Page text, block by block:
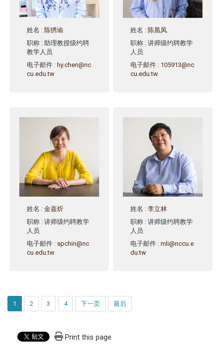
姓名 :陈绣谕
职称 : 助理教授级约聘
教学人员
电子邮件 :hy.chen@nc
cu.edu.tw
姓名 :陈凰凤
职称 : 讲师级约聘教学
人员
电子邮件 : 105913@nc
cu.edu.tw
姓名 :金嘉炘
职称 : 讲师级约聘教学
人员
电子邮件 : spchin@nc
cu.edu.tw
姓名 :李立林
职称 : 讲师级约聘教学
人员
电子邮件 :mli@nccu.e
du.tw
1 2 3 4 下一页 最后
Print this page